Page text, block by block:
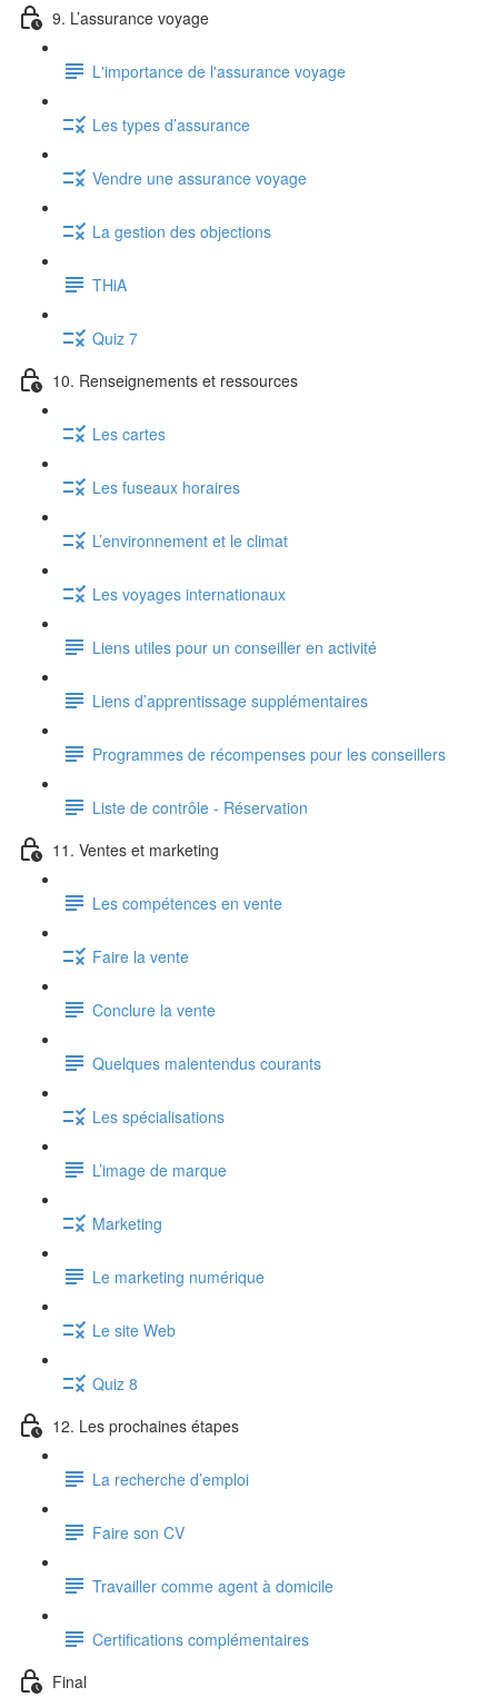
9. L’assurance voyage
L'importance de l'assurance voyage
Les types d’assurance
Vendre une assurance voyage
La gestion des objections
THiA
Quiz 7
10. Renseignements et ressources
Les cartes
Les fuseaux horaires
L’environnement et le climat
Les voyages internationaux
Liens utiles pour un conseiller en activité
Liens d’apprentissage supplémentaires
Programmes de récompenses pour les conseillers
Liste de contrôle - Réservation
11. Ventes et marketing
Les compétences en vente
Faire la vente
Conclure la vente
Quelques malentendus courants
Les spécialisations
L’image de marque
Marketing
Le marketing numérique
Le site Web
Quiz 8
12. Les prochaines étapes
La recherche d’emploi
Faire son CV
Travailler comme agent à domicile
Certifications complémentaires
Final